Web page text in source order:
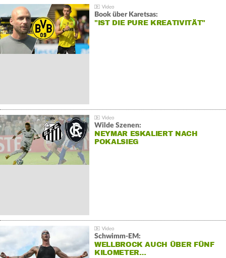
Book über Karetsas:
"IST DIE PURE KREATIVITÄT"
Wilde Szenen:
NEYMAR ESKALIERT NACH
POKALSIEG
Schwimm-EM:
WELLBROCK AUCH ÜBER FÜNF
KILOMETER…